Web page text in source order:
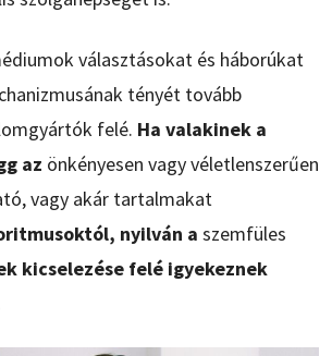
választásokat és háborúkat
tényét tovább
felé. Ha valakinek a
az önkényesen vagy véletlenszerűen
vagy akár tartalmakat
nyilván a szemfüles
kicselezése felé igyekeznek